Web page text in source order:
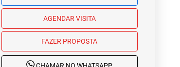
AGENDAR VISITA
FAZER PROPOSTA